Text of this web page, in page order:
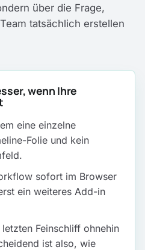
über die Frage,
tatsächlich erstellen
wenn Ihre
eine einzelne
Folie und kein
sofort im Browser
ein weiteres Add-in
Feinschliff ohnehin
ist also, wie